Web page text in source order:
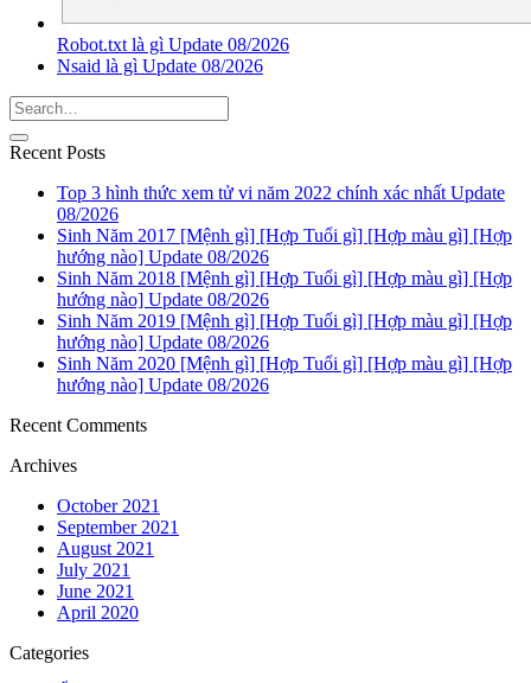
Robot.txt là gì Update 08/2026
Nsaid là gì Update 08/2026
Recent Posts
Top 3 hình thức xem tử vi năm 2022 chính xác nhất Update
08/2026
Sinh Năm 2017 [Mệnh gì] [Hợp Tuổi gì] [Hợp màu gì] [Hợp
hướng nào] Update 08/2026
Sinh Năm 2018 [Mệnh gì] [Hợp Tuổi gì] [Hợp màu gì] [Hợp
hướng nào] Update 08/2026
Sinh Năm 2019 [Mệnh gì] [Hợp Tuổi gì] [Hợp màu gì] [Hợp
hướng nào] Update 08/2026
Sinh Năm 2020 [Mệnh gì] [Hợp Tuổi gì] [Hợp màu gì] [Hợp
hướng nào] Update 08/2026
Recent Comments
Archives
October 2021
September 2021
August 2021
July 2021
June 2021
April 2020
Categories